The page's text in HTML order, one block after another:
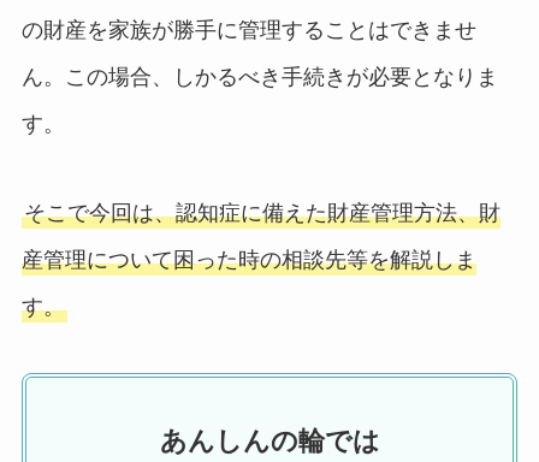
の財産を家族が勝手に管理することはできませ
ん。この場合、しかるべき手続きが必要となりま
す。
そこで今回は、認知症に備えた財産管理方法、財
産管理について困った時の相談先等を解説しま
す。
あんしんの輪では